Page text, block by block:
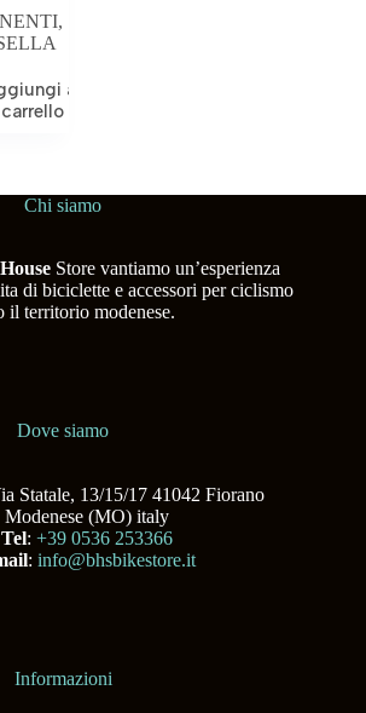
,
al
carrello
Chi siamo
Store vantiamo un’esperienza
di biciclette e accessori per ciclismo
il territorio modenese.
Dove siamo
Statale, 13/15/17 41042 Fiorano
Modenese (MO) italy
Tel:+39 0536 253366
: info@bhsbikestore.it
Informazioni